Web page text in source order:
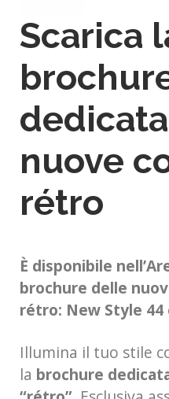
Scarica
nuove
rétro
È disponibile
brochure delle
rétro: New Style 44
Illumina il tuo stile
la brochure